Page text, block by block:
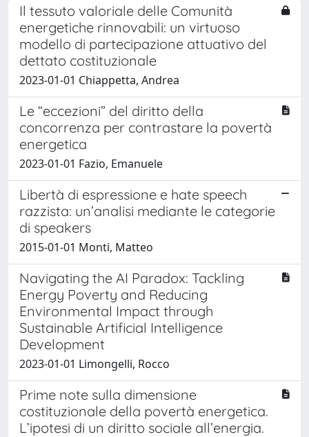
Il tessuto valoriale delle Comunità
energetiche rinnovabili: un virtuoso
modello di partecipazione attuativo del
dettato costituzionale
2023-01-01 Chiappetta, Andrea
Le “eccezioni” del diritto della
concorrenza per contrastare la povertà
energetica
2023-01-01 Fazio, Emanuele
Libertà di espressione e hate speech
razzista: un’analisi mediante le categorie
di speakers
2015-01-01 Monti, Matteo
Navigating the AI Paradox: Tackling
Energy Poverty and Reducing
Environmental Impact through
Sustainable Artificial Intelligence
Development
2023-01-01 Limongelli, Rocco
Prime note sulla dimensione
costituzionale della povertà energetica.
L’ipotesi di un diritto sociale all’energia.